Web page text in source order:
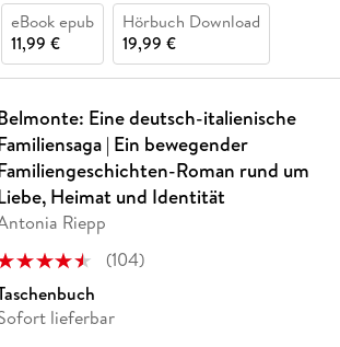
eBook epub
11,99 €
Hörbuch Download
19,99 €
Eine deutsch-italienische
| Ein bewegender
Roman rund um
Heimat und Identität
Riepp
(104)
lieferbar